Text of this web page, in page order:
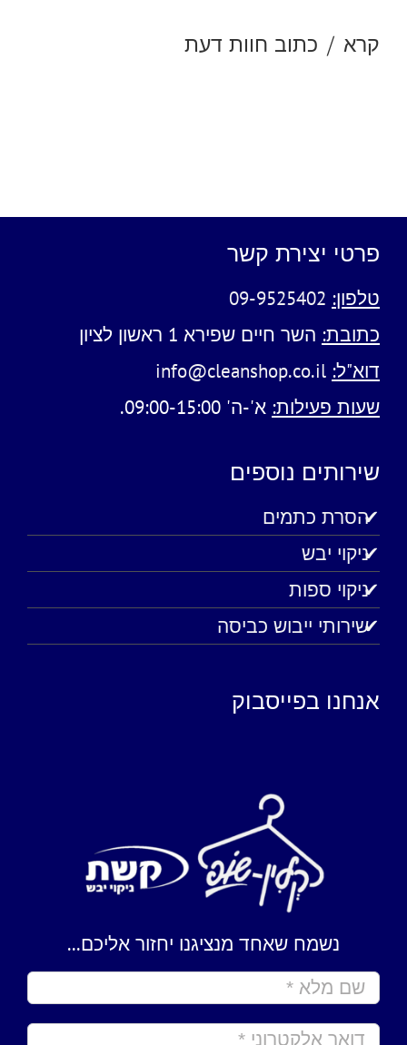
קרא / כתוב חוות דעת
פרטי יצירת קשר
טלפון: 09-9525402
כתובת: השר חיים שפירא 1 ראשון לציון
דוא"ל: info@cleanshop.co.il
שעות פעילות: א'-ה' 09:00-15:00.
שירותים נוספים
הסרת כתמים
ניקוי יבש
ניקוי ספות
שירותי ייבוש כביסה
אנחנו בפייסבוק
נשמח שאחד מנציגנו יחזור אליכם...